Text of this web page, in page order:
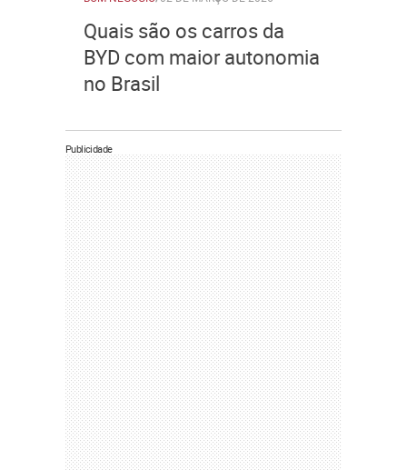
Quais são os carros da
BYD com maior autonomia
no Brasil
Publicidade